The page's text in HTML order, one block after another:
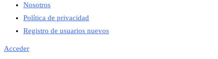
Nosotros
Política de privacidad
Registro de usuarios nuevos
Acceder